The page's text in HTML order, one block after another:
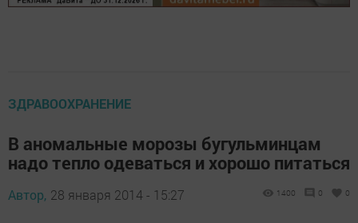
ЗДРАВООХРАНЕНИЕ
В аномальные морозы бугульминцам
надо тепло одеваться и хорошо питаться
Автор, 28 января 2014 - 15:27 1400 0 0